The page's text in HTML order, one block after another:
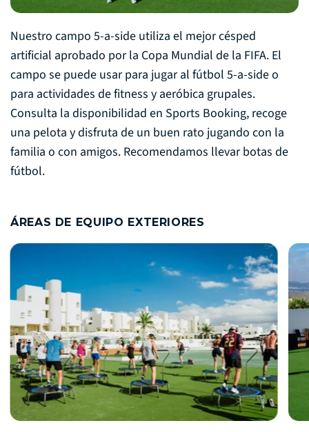
Nuestro campo 5-a-side utiliza el mejor césped
artificial aprobado por la Copa Mundial de la FIFA. El
campo se puede usar para jugar al fútbol 5-a-side o
para actividades de fitness y aeróbica grupales.
Consulta la disponibilidad en Sports Booking, recoge
una pelota y disfruta de un buen rato jugando con la
familia o con amigos. Recomendamos llevar botas de
fútbol.
ÁREAS DE EQUIPO EXTERIORES